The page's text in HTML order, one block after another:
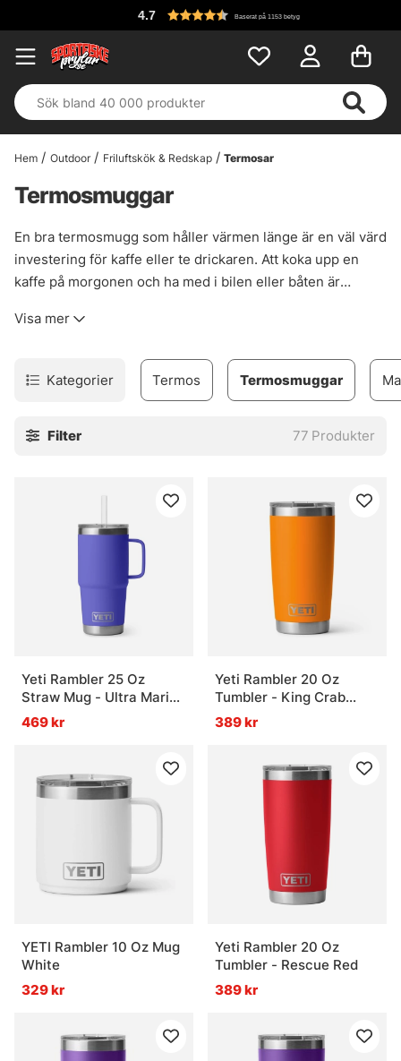
Baserat på 1153 betyg
Hem Outdoor Friluftskök & Redskap Termosar
Termosmuggar
En bra termosmugg som håller värmen länge är en väl värd
investering för kaffe eller te drickaren. Att koka upp en
kaffe på morgonen och ha med i bilen eller båten är
vara säker på att kaffet eller teet håller sig varmt länge. Ett
utmärkt för att hålla dryck kall under längre fiskepass.
Visa mer
Kategorier Termos Termosmuggar
Filter 77 Produkter
Yeti Rambler 25 Oz
Straw Mug - Ultra Marine
Violet
469 kr
Yeti Rambler 20 Oz
Tumbler - King Crab
Orange
389 kr
YETI Rambler 10 Oz Mug
White
329 kr
Yeti Rambler 20 Oz
Tumbler - Rescue Red
389 kr